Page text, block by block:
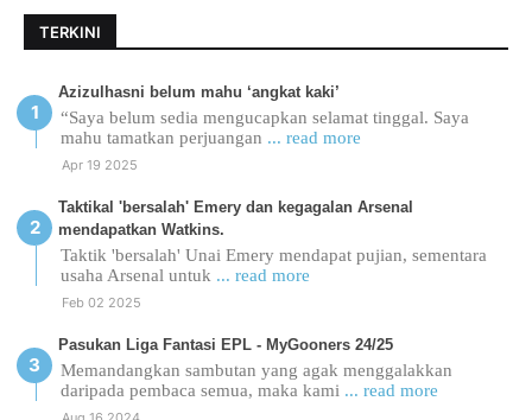
TERKINI
Azizulhasni belum mahu ‘angkat kaki’
“Saya belum sedia mengucapkan selamat tinggal. Saya
mahu tamatkan perjuangan ... read more
Apr 19 2025
Taktikal 'bersalah' Emery dan kegagalan Arsenal
mendapatkan Watkins.
Taktik 'bersalah' Unai Emery mendapat pujian, sementara
usaha Arsenal untuk ... read more
Feb 02 2025
Pasukan Liga Fantasi EPL - MyGooners 24/25
Memandangkan sambutan yang agak menggalakkan
daripada pembaca semua, maka kami ... read more